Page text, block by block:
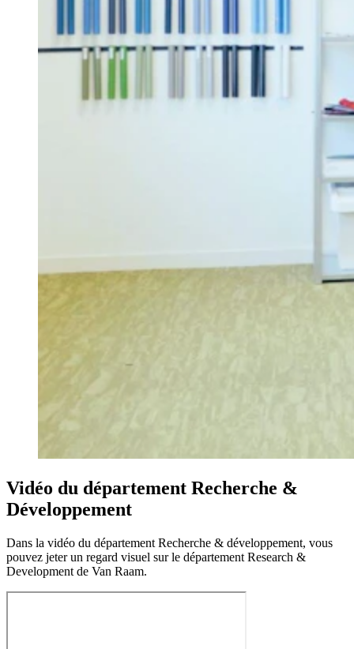
Vidéo du département Recherche &
Développement
Dans la vidéo du département Recherche & développement, vous
pouvez jeter un regard visuel sur le département Research &
Development de Van Raam.